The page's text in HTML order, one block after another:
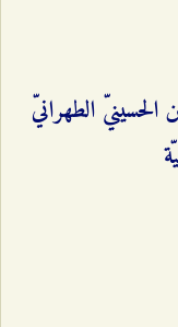
الحسينيّ الطهرانيّ